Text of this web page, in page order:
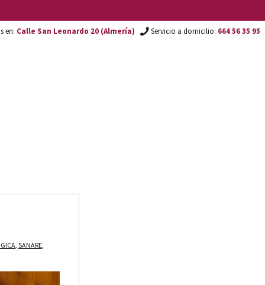
en: Calle San Leonardo 20 (Almería) Servicio a domicilio: 664 56 35 95
, SANARE,